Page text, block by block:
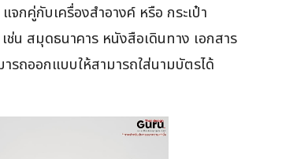
กคู่กับเครื่องสำอางค์ หรือ กระเป๋า
ช่น สมุดธนาคาร หนังสือเดินทาง เอกสาร
ถออกแบบให้สามารถใส่นามบัตรได้